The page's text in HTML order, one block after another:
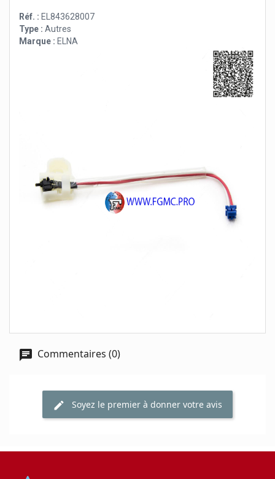
Réf. : EL843628007
Type : Autres
Marque : ELNA
Commentaires (0)
Soyez le premier à donner votre avis